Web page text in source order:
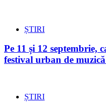
ȘTIRI
Pe 11 și 12 septembrie,
festival urban de
ȘTIRI